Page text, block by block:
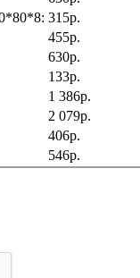
315р.
455р.
630р.
133р.
1 386р.
2 079р.
406р.
546р.